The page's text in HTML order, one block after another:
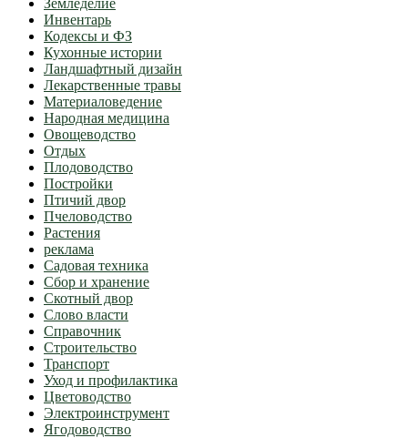
Инвентарь
Кодексы и ФЗ
Кухонные истории
Ландшафтный дизайн
Лекарственные травы
Материаловедение
Народная медицина
Овощеводство
Отдых
Плодоводство
Постройки
Птичий двор
Пчеловодство
Растения
реклама
Садовая техника
Сбор и хранение
Скотный двор
Слово власти
Справочник
Строительство
Транспорт
Уход и профилактика
Цветоводство
Электроинструмент
Ягодоводство